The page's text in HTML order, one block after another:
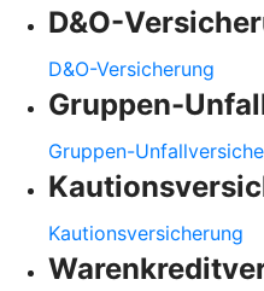
D&O-
D&O-Versicherung
Gruppen-
Gruppen-
Kautionsversicherung